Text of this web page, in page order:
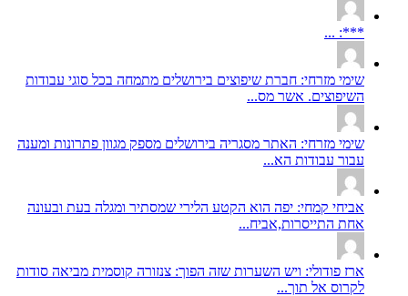
***: ...
שימי מזרחי: חברת שיפוצים בירושלים מתמחה בכל סוגי עבודות
השיפוצים. אשר מס...
שימי מזרחי: האתר מסגריה בירושלים מספק מגוון פתרונות ומענה
עבור עבודות הא...
אביחי קמחי: יפה הוא הקטע הלירי שמסתיר ומגלה בעת ובעונה
אחת התייסרות,אביח...
ארז פודולי: ויש השערות שזה הפוך: צנזורה קוסמית מביאה סודות
לקרוס אל תוך...